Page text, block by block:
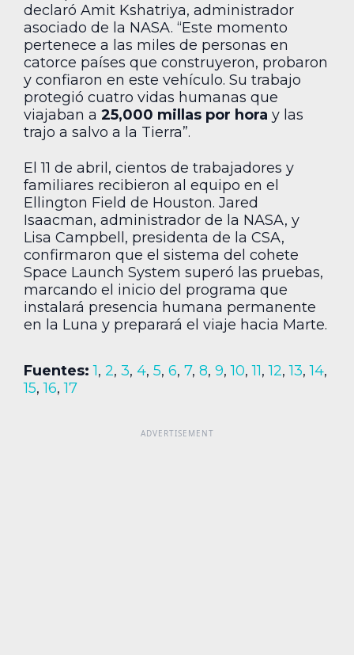
declaró Amit Kshatriya, administrador
asociado de la NASA. “Este momento
pertenece a las miles de personas en
catorce países que construyeron, probaron
y confiaron en este vehículo. Su trabajo
protegió cuatro vidas humanas que
viajaban a 25,000 millas por hora y las
trajo a salvo a la Tierra”.
El 11 de abril, cientos de trabajadores y
familiares recibieron al equipo en el
Ellington Field de Houston. Jared
Isaacman, administrador de la NASA, y
Lisa Campbell, presidenta de la CSA,
confirmaron que el sistema del cohete
Space Launch System superó las pruebas,
marcando el inicio del programa que
instalará presencia humana permanente
en la Luna y preparará el viaje hacia Marte.
Fuentes: 1, 2, 3, 4, 5, 6, 7, 8, 9,10,11,12,13,14,
15,16,17